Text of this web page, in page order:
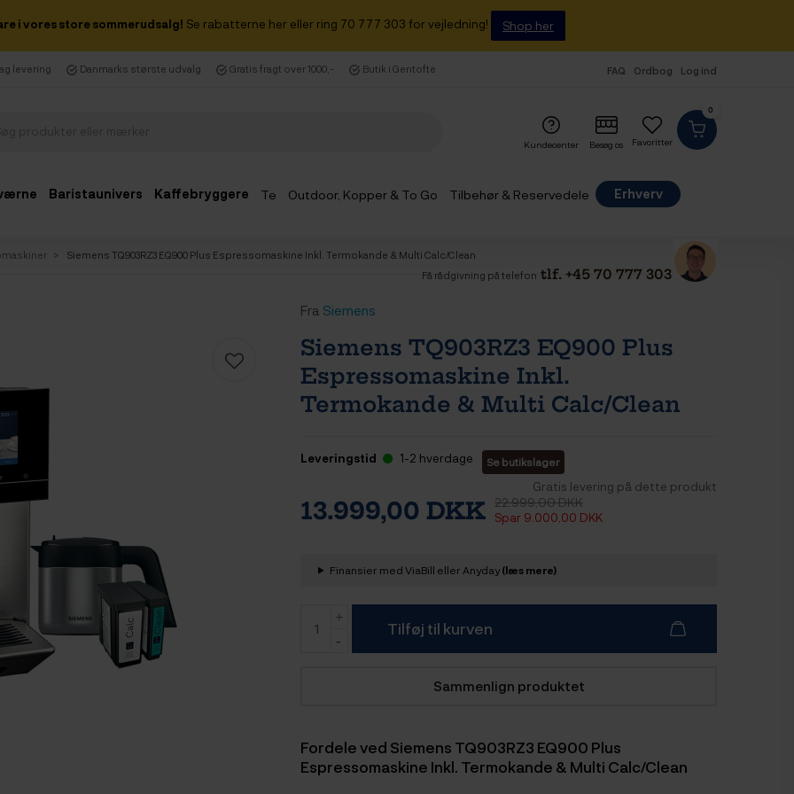
i vores store sommerudsalg! Se rabatterne her eller ring 70 777 303 for vejledning! Shop her
levering Danmarks største udvalg Gratis fragt over 1000,- Butik i Gentofte FAQ Ordbog Log ind
0
Favoritter
Kundecenter Besøg os
Baristaunivers Kaffebryggere Te Outdoor, Kopper & To Go Tilbehør & Reservedele
Erhverv
Siemens TQ903RZ3 EQ900 Plus Espressomaskine Inkl. Termokande & Multi Calc/Clean
Få rådgivning på telefon tlf. +45 70 777 303
Fra Siemens
Siemens TQ903RZ3 EQ900 Plus
Espressomaskine Inkl.
Termokande & Multi Calc/Clean
Leveringstid 1-2 hverdage Se butikslager
Gratis levering på dette produkt
13.999,00 DKK 22.999,00 DKK
Spar 9.000,00 DKK
Finansier med ViaBill eller Anyday(læs mere)
Tilføj til kurven
Sammenlign produktet
Fordele ved Siemens TQ903RZ3 EQ900 Plus
Espressomaskine Inkl. Termokande & Multi Calc/Clean